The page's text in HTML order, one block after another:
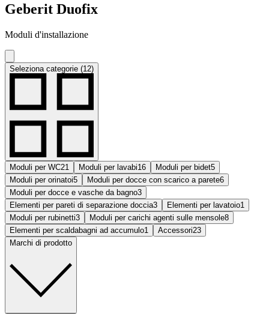
Geberit Duofix
Moduli d'installazione
Seleziona categorie (12)
Moduli per WC21 Moduli per lavabi16 Moduli per bidet5
Moduli per orinatoi5 Moduli per docce con scarico a parete6
Moduli per docce e vasche da bagno3
Elementi per pareti di separazione doccia3 Elementi per lavatoio1
Moduli per rubinetti3 Moduli per carichi agenti sulle mensole8
Elementi per scaldabagni ad accumulo1 Accessori23
Marchi di prodotto